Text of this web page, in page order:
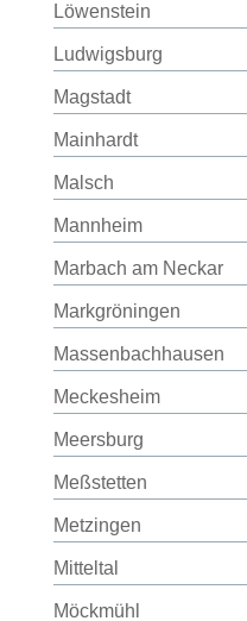
Löwenstein
Ludwigsburg
Magstadt
Mainhardt
Malsch
Mannheim
Marbach am Neckar
Markgröningen
Massenbachhausen
Meckesheim
Meersburg
Meßstetten
Metzingen
Mitteltal
Möckmühl